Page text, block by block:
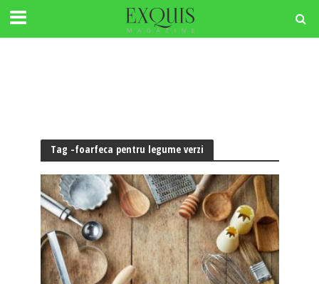
Tag -foarfeca pentru legume verzi